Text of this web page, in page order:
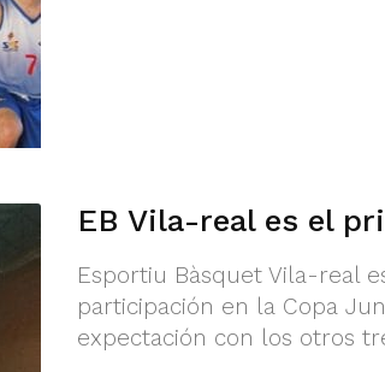
EB Vila-real es el
Esportiu Bàsquet Vila-real
participación en la Copa
expectación con los otros